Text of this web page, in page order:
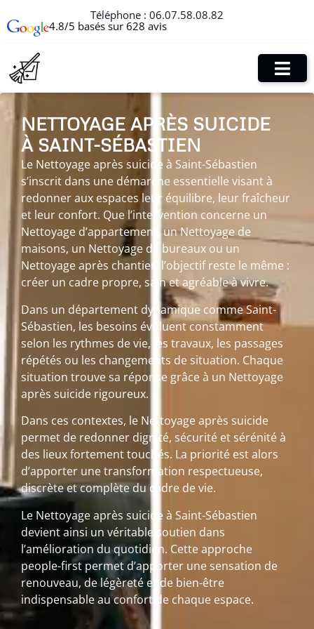
Téléphone : 06.07.58.08.82
4.8/5 basés sur 628 avis
NETTOYAGE APRÈS SUICIDE
À SAINT-SÉBASTIEN
Le Nettoyage après suicide à Saint-Sébastien
s’inscrit dans une démarche essentielle visant à
redonner aux espaces leur équilibre, leur fraîcheur
et leur confort. Que l’intervention concerne un
Nettoyage d’appartement, un Nettoyage de
maisons, un Nettoyage de bureaux ou un
Nettoyage après chantier, l’objectif reste le même :
créer un cadre propre, sain et agréable à vivre.
Dans un département dynamique comme Saint-
Sébastien, les besoins évoluent constamment
selon les rythmes de vie, les travaux, les passages
répétés ou les changements de situation. Chaque
situation trouve sa réponse grâce à un Nettoyage
après suicide rigoureux.
Dans ces contextes, le Nettoyage après suicide
permet de redonner dignité, sécurité et sérénité à
des lieux fortement touchés. La priorité est alors
d’apporter une transformation respectueuse,
discrète et complète du cadre de vie.
Le Nettoyage après suicide à Saint-Sébastien
devient ainsi un véritable soutien dans
l’amélioration du quotidien. Cette approche
people-first permet d’apporter une sensation de
renouveau, de légèreté et de bien-être
indispensable au confort de chaque espace.